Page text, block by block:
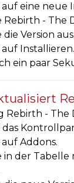
auf eine neue
Rebirth - The
die Version
auf Installieren.
ein paar
Rebirth - The
Addons.
in der